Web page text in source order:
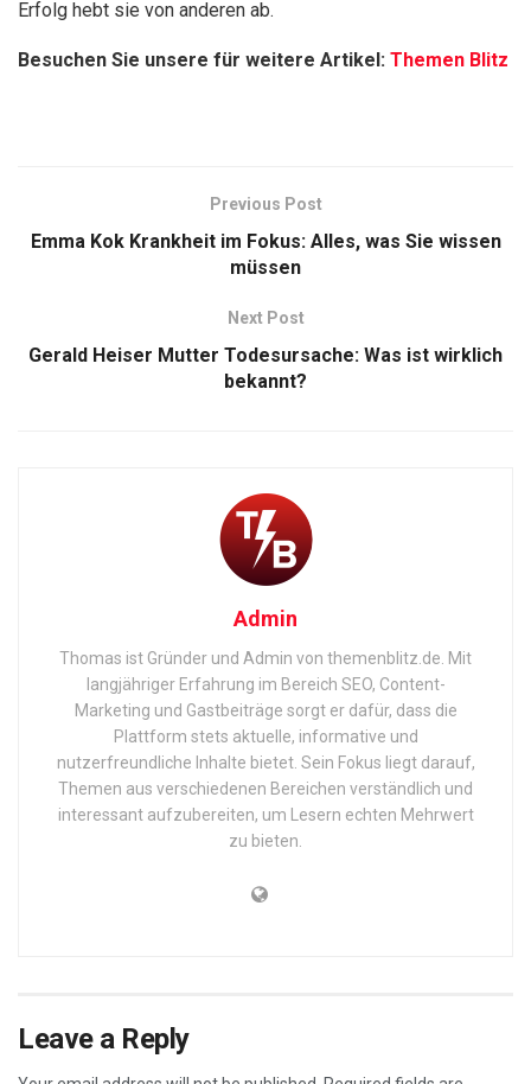
Erfolg hebt sie von anderen ab.
Besuchen Sie unsere für weitere Artikel: Themen Blitz
Previous Post
Emma Kok Krankheit im Fokus: Alles, was Sie wissen
müssen
Next Post
Gerald Heiser Mutter Todesursache: Was ist wirklich
bekannt?
Admin
Thomas ist Gründer und Admin von themenblitz.de. Mit
langjähriger Erfahrung im Bereich SEO, Content-
Marketing und Gastbeiträge sorgt er dafür, dass die
Plattform stets aktuelle, informative und
nutzerfreundliche Inhalte bietet. Sein Fokus liegt darauf,
Themen aus verschiedenen Bereichen verständlich und
interessant aufzubereiten, um Lesern echten Mehrwert
zu bieten.
Leave a Reply